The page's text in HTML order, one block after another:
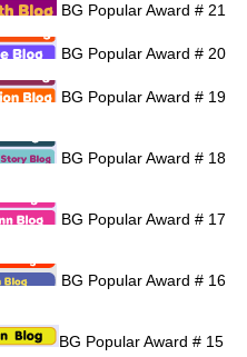
BG Popular Award # 21
BG Popular Award # 20
BG Popular Award # 19
BG Popular Award # 18
BG Popular Award # 17
BG Popular Award # 16
BG Popular Award # 15